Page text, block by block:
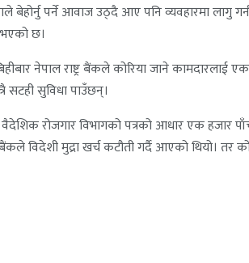
बेहोर्नु पर्ने आवाज उठ्दै आए पनि व्यवहारमा
छ।
नेपाल राष्ट्र बैंकले कोरिया जाने
सटही सुविधा पाउँछन्।
रोजगार विभागको पत्रको आधार एक हजार
विदेशी मुद्रा खर्च कटौती गर्दै आएको थियो।